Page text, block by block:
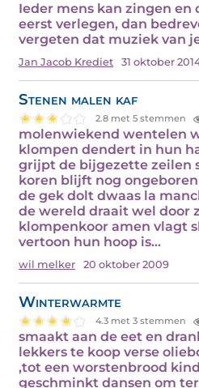
Ieder mens kan zingen en
eerst verlegen, dan
vergeten dat muziek van
Jan Jacob Krediet 31 oktober
Stenen malen kaf
2.8 met 5 stemmen
molenwiekend wentelen
klompen dendert in hun
grijpt de bijgezette zeilen
koren blijft nog
de gek dolt dwaas la
de wereld draait wel door
klompenkoor amen vlagt
vertoon hun hoop is…
wil melker 20 oktober 2009
Winterwarmte
4.3 met 3 stemmen
smaakt aan de eet en
lekkers te koop verse
,tot een worstenbrood
geschminkt dansen om